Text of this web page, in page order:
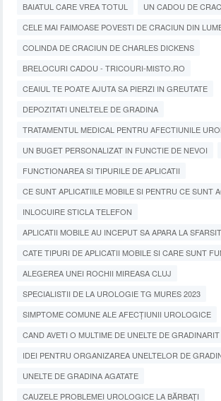
BAIATUL CARE VREA TOTUL
UN CADOU DE
CELE MAI FAIMOASE POVESTI DE CRACIUN DIN
COLINDA DE CRACIUN DE CHARLES DICKENS
BRELOCURI CADOU - TRICOURI-MISTO.RO
CEAIUL TE POATE AJUTA SA PIERZI IN GREUTATE
DEPOZITATI UNELTELE DE GRADINA
TRATAMENTUL MEDICAL PENTRU AFECTIUNILE
UN BUGET PERSONALIZAT IN FUNCTIE DE NEVOI
FUNCTIONAREA SI TIPURILE DE APLICATII
CE SUNT APLICATIILE MOBILE SI PENTRU CE SUNT
INLOCUIRE STICLA TELEFON
APLICATII MOBILE AU INCEPUT SA APARA LA
CATE TIPURI DE APLICATII MOBILE SI CARE SUNT
ALEGEREA UNEI ROCHII MIREASA CLUJ
SPECIALISTII DE LA UROLOGIE TG MURES 2023
SIMPTOME COMUNE ALE AFECȚIUNII UROLOGICE
CAND AVETI O MULTIME DE UNELTE DE GRADINARIT
IDEI PENTRU ORGANIZAREA UNELTELOR DE
UNELTE DE GRADINA AGATATE
CAUZELE PROBLEMEI UROLOGICE LA BĂRBAȚI